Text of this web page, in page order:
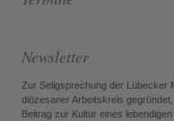
Newsletter
Zur Seligsprechung der Lübecker
diözesaner Arbeitskreis
Beitrag zur Kultur eines